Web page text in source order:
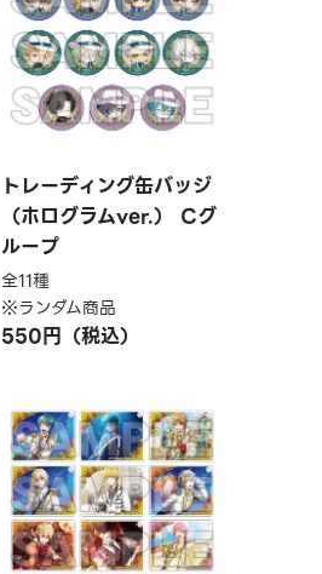
トレーディング缶バッジ
（ホログラムver.） Cグ
ループ
全11種
※ランダム商品
550円（税込）